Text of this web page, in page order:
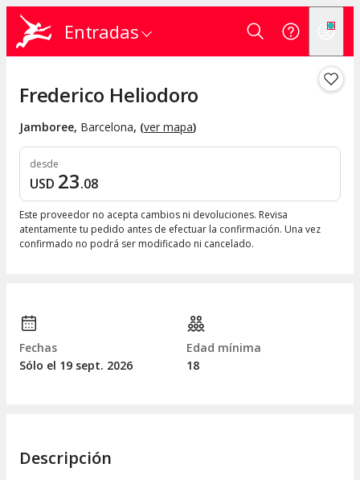
Entradas
Frederico Heliodoro
Jamboree, Barcelona, (ver mapa)
desde
USD 23.08
Este proveedor no acepta cambios ni devoluciones. Revisa
atentamente tu pedido antes de efectuar la confirmación. Una vez
confirmado no podrá ser modificado ni cancelado.
Fechas
Sólo el 19 sept. 2026
Edad mínima
18
Descripción